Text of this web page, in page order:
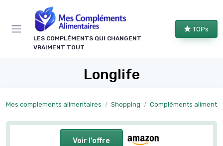
LES COMPLÉMENTS QUI CHANGENT
VRAIMENT TOUT
TOPs
Longlife
Mes complements alimentaires Shopping Compléments alimentaires par
Voir l'offre
Panneau de gestion des cookies